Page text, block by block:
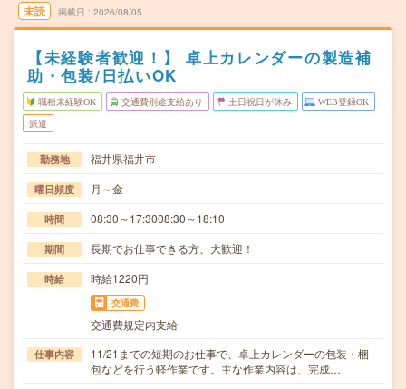
未読 掲載日 2026/08/05
【未経験者歓迎！】 卓上カレンダーの製造補
助・包装/日払いOK
職種未経験OK 交通費別途支給あり 土日祝日が休み WEB登録OK
派遣
勤務地 福井県福井市
曜日頻度 月～金
時間 08:30～17:3008:30～18:10
期間 長期でお仕事できる方、大歓迎！
時給 時給1220円
交通費
交通費規定内支給
仕事内容
11/21までの短期のお仕事で、卓上カレンダーの包装・梱
包などを行う軽作業です。主な作業内容は、完成…